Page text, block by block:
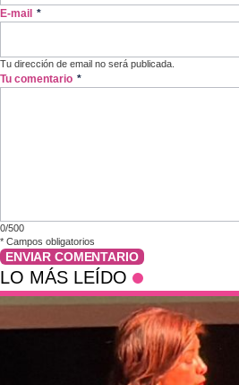
E-mail *
Tu dirección de email no será publicada.
Tu comentario *
0/500
* Campos obligatorios
ENVIAR COMENTARIO
LO MÁS LEÍDO